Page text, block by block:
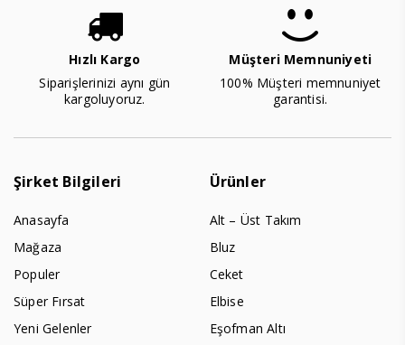
Hızlı Kargo
Siparişlerinizi aynı gün
kargoluyoruz.
Müşteri Memnuniyeti
100% Müşteri memnuniyet
garantisi.
Şirket Bilgileri
Anasayfa
Mağaza
Populer
Süper Fırsat
Yeni Gelenler
Ürünler
Alt – Üst Takım
Bluz
Ceket
Elbise
Eşofman Altı